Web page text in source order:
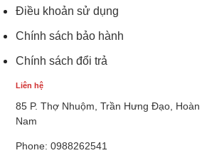
Liên hệ
85 P. Thợ Nhuộm, Trần Hưng Đạo,
Nam
Phone: 0988262541
Điều khoản sử dụng
Chính sách bảo hành
Chính sách đổi trả